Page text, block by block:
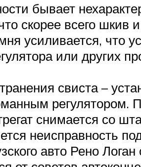
бывает
скорее всего
усиливается, что
или других
свиста –
регулятором.
снимается со
неисправность
авто Рено